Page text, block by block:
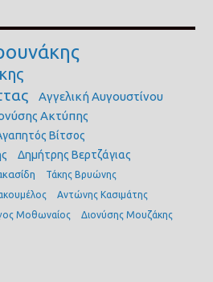
Αγγελική Αυγουστίνου
Ακτύπης
Βίτσος
Δημήτρης Βερτζάγιας
Τάκης Βρυώνης
Αντώνης Κασιμάτης
Μοθωναίος
Διονύσης Μουζάκης